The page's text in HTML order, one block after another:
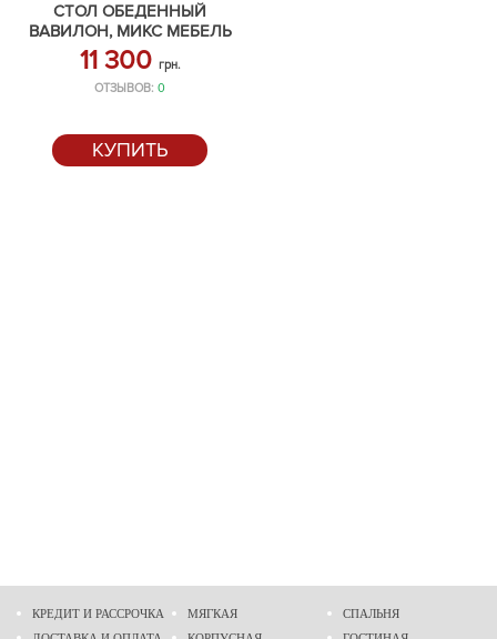
СТОЛ ОБЕДЕННЫЙ
ВАВИЛОН, МИКС МЕБЕЛЬ
11 300 грн.
ОТЗЫВОВ:0
КУПИТЬ
КРЕДИТ И РАССРОЧКА
МЯГКАЯ
СПАЛЬНЯ